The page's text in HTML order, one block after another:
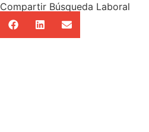
Compartir Búsqueda Laboral